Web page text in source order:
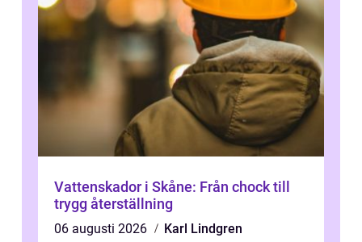
Vattenskador i Skåne: Från chock till
trygg återställning
06 augusti 2026
Karl Lindgren